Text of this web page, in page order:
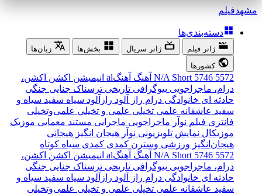
مشهدفیلم
دسته‌بندی‌ها
ژانر فیلم ژانر سریال بخش‌ها
زبان‌ها
کشورها
5572
5746
N/A Short آهنگ آهنگal انیمیشن اکشن اکشن،
درام، ماجراجویی بیوگرافی تاریخی ترسناک جنایی جنگی
حادثه ای خانوادگی درام راز آلود رازآلود سیاه سفید سیاه و
سفید عاشقانه علمی تخیلی علمی و تخیلی علمی‌و‌تخیلی
فانتزی فیلم نوآر ماجراجویی ماجرایی مستند معمایی موزیک
موزیکال نمایش تلویزیونی نوآر هیجان انگیز هیجانی
هیجان‌انگیز ورزشی وسترن کمدی کمدی سیاه کوتاه
5572
5746
N/A Short آهنگ آهنگal انیمیشن اکشن اکشن،
درام، ماجراجویی بیوگرافی تاریخی ترسناک جنایی جنگی
حادثه ای خانوادگی درام راز آلود رازآلود سیاه سفید سیاه و
سفید عاشقانه علمی تخیلی علمی و تخیلی علمی‌و‌تخیلی